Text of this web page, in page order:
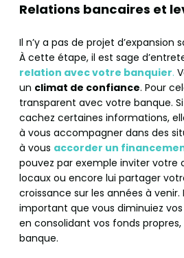
Relations bancaires et
Il n’y a pas de projet d’expansion
À cette étape, il est sage
relation avec votre banquier.
un climat de confiance. Pour
transparent avec votre banque.
cachez certaines informations,
à vous accompagner dans des
à vous accorder un
pouvez par exemple inviter votre
locaux ou encore lui partager
croissance sur les années à
important que vous diminuiez
en consolidant vos fonds
banque.